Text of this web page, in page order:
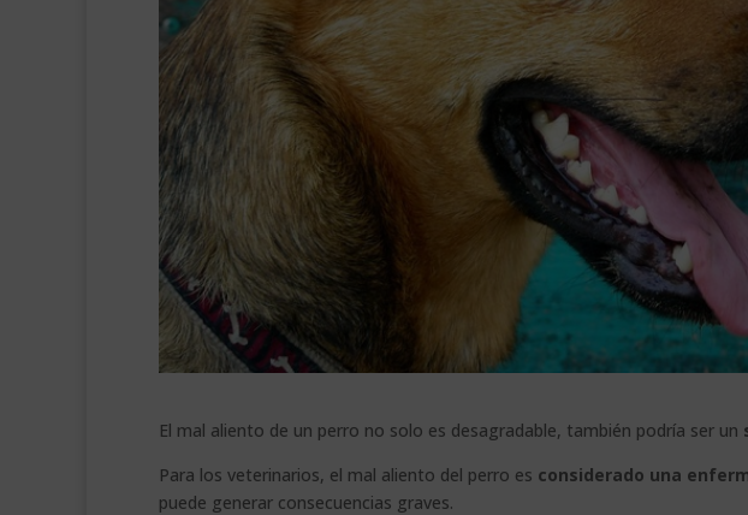
El mal aliento de un perro no solo es desagradable, también podría ser un
Para los veterinarios, el mal aliento del perro es considerado una
puede generar consecuencias graves.